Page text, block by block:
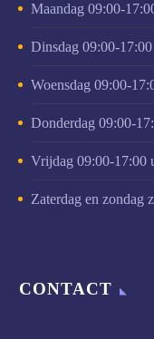
Maandag 09:00-
Dinsdag 09:00-
Woensdag 09:00-
Donderdag 09:00-
Vrijdag 09:00-17:00
Zaterdag en zondag
CONTACT